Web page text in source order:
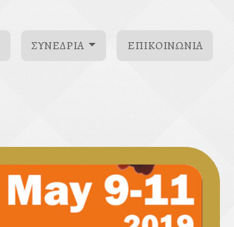
ΣΥΝΈΔΡΙΑ ΕΠΙΚΟΙΝΩΝΊΑ